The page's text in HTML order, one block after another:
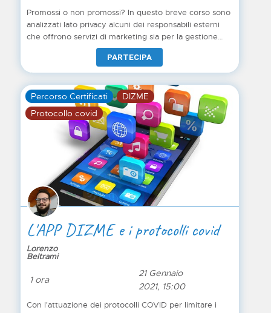
Promossi o non promossi? In questo breve corso sono
analizzati lato privacy alcuni dei responsabili esterni
che offrono servizi di marketing sia per la gestione
delle newsletter o attività di profilazione, sia per la
creazione di e-commerce o la gestione di
marketplace.
PARTECIPA
Percorso Certificati
DIZME
Protocollo covid
L'APP DIZME e i protocolli covid
Lorenzo
Beltrami
1 ora
21 Gennaio
2021, 15:00
Con l'attuazione dei protocolli COVID per limitare i